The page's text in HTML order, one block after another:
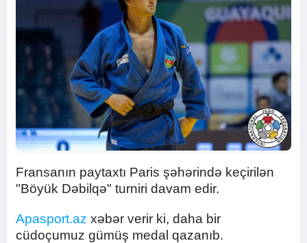
Fransanın paytaxtı Paris şəhərində keçirilən
"Böyük Dəbilqə" turniri davam edir.
Apasport.az xəbər verir ki, daha bir
cüdoçumuz gümüş medal qazanıb.